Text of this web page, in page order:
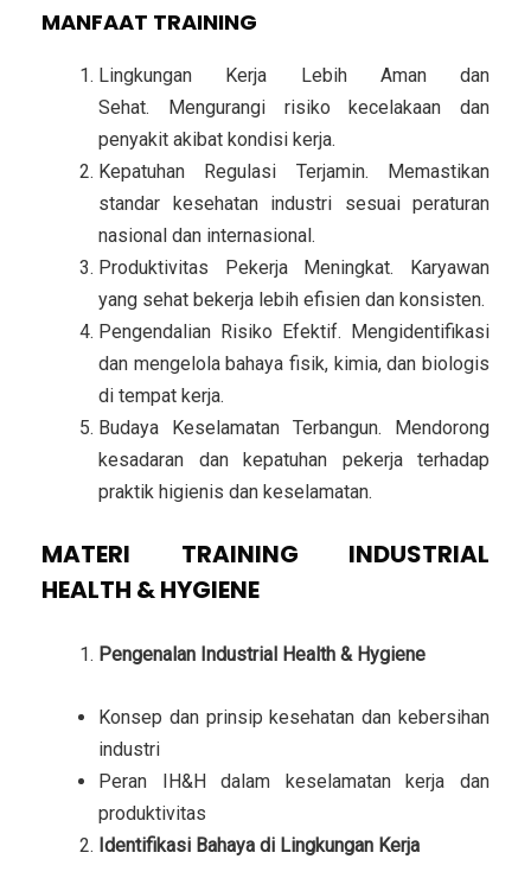
MANFAAT TRAINING
Lingkungan Kerja Lebih Aman dan
Sehat. Mengurangi risiko kecelakaan dan
penyakit akibat kondisi kerja.
Kepatuhan Regulasi Terjamin. Memastikan
standar kesehatan industri sesuai peraturan
nasional dan internasional.
Produktivitas Pekerja Meningkat. Karyawan
yang sehat bekerja lebih efisien dan konsisten.
Pengendalian Risiko Efektif. Mengidentifikasi
dan mengelola bahaya fisik, kimia, dan biologis
di tempat kerja.
Budaya Keselamatan Terbangun. Mendorong
kesadaran dan kepatuhan pekerja terhadap
praktik higienis dan keselamatan.
MATERI TRAINING INDUSTRIAL
HEALTH & HYGIENE
Pengenalan Industrial Health & Hygiene
Konsep dan prinsip kesehatan dan kebersihan
industri
Peran IH&H dalam keselamatan kerja dan
produktivitas
Identifikasi Bahaya di Lingkungan Kerja